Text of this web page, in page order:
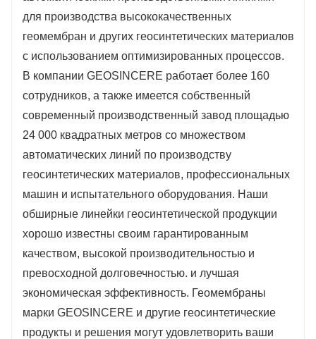
для производства высококачественных
геомембран и других геосинтетических материалов
с использованием оптимизированных процессов.
В компании GEOSINCERE работает более 160
сотрудников, а также имеется собственный
современный производственный завод площадью
24 000 квадратных метров со множеством
автоматических линий по производству
геосинтетических материалов, профессиональных
машин и испытательного оборудования. Наши
обширные линейки геосинтетической продукции
хорошо известны своим гарантированным
качеством, высокой производительностью и
превосходной долговечностью. и лучшая
экономическая эффективность. Геомембраны
марки GEOSINCERE и другие геосинтетические
продукты и решения могут удовлетворить ваши